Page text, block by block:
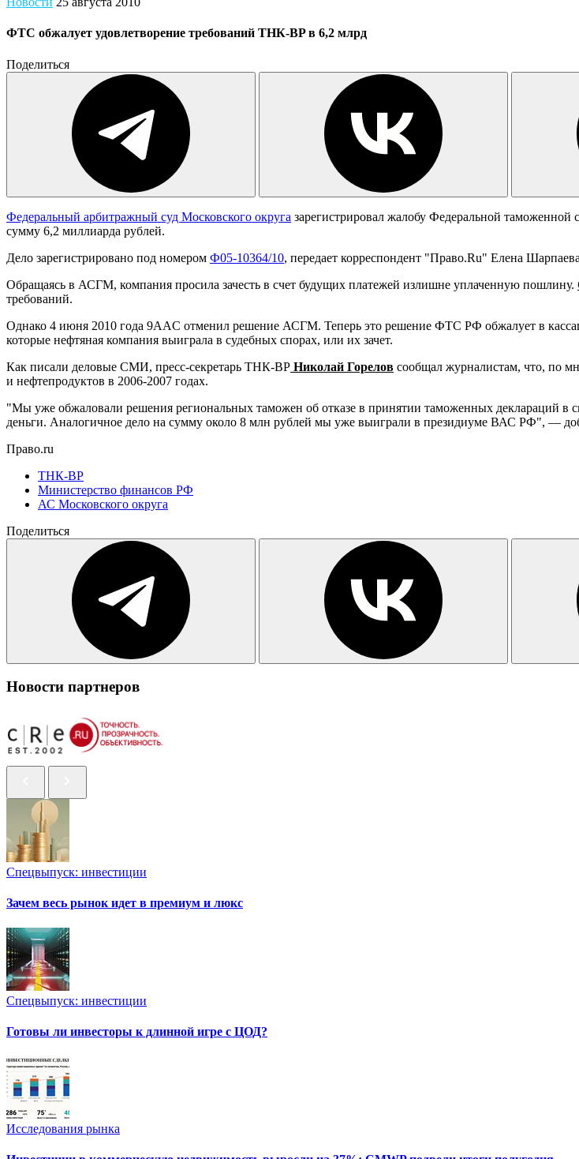
ФТС обжалует удовлетворение требований ТНК-BP в 6,2 млрд
Поделиться
Федеральный арбитражный суд Московского округа зарегистрировал жалобу Федеральной
сумму 6,2 миллиарда рублей.
Дело зарегистрировано под номером Ф05-10364/10, передает корреспондент "Право.Ru" Елена
Обращаясь в АСГМ, компания просила зачесть в счет будущих платежей излишне уплаченную пошлину.
требований.
Однако 4 июня 2010 года 9AAC отменил решение АСГМ. Теперь это решение ФТС РФ обжалует в
которые нефтяная компания выиграла в судебных спорах, или их зачет.
Как писали деловые СМИ, пресс-секретарь ТНК-BP Николай Горелов сообщал журналистам, что, по
и нефтепродуктов в 2006-2007 годах.
"Мы уже обжаловали решения региональных таможен об отказе в принятии таможенных деклараций в
деньги. Аналогичное дело на сумму около 8 млн рублей мы уже выиграли в президиуме ВАС РФ", —
Право.ru
ТНК-BP
Министерство финансов РФ
АС Московского округа
Поделиться
Новости партнеров
Спецвыпуск: инвестиции
Зачем весь рынок идет в премиум и люкс
Спецвыпуск: инвестиции
Готовы ли инвесторы к длинной игре с ЦОД?
Исследования рынка